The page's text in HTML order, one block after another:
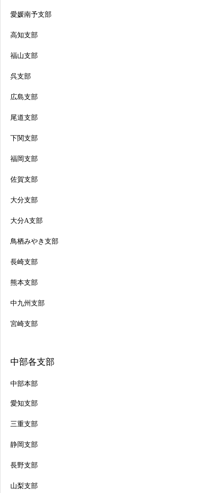
愛媛南予支部
高知支部
福山支部
呉支部
広島支部
尾道支部
下関支部
福岡支部
佐賀支部
大分支部
大分A支部
鳥栖みやき支部
長崎支部
熊本支部
中九州支部
宮崎支部
中部各支部
中部本部
愛知支部
三重支部
静岡支部
長野支部
山梨支部